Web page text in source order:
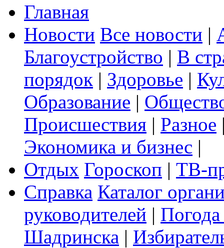
Главная
Новости Все новости |
Благоустройство | В
порядок | Здоровье |
Образование |
Происшествия | Разное
Экономика и бизнес |
Отдых Гороскоп | ТВ-
Справка Каталог
руководителей |
Шадринска |